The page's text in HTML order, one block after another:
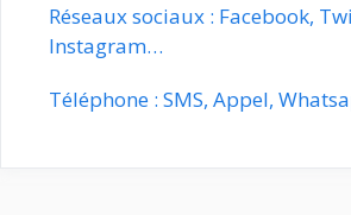
Réseaux sociaux : Facebook,
Instagram…
Téléphone : SMS, Appel,